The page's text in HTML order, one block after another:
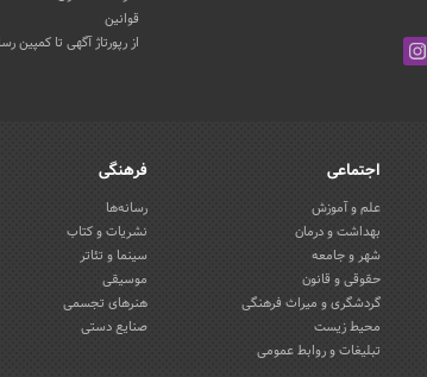
قوانین
از رپورتاژ آگهی تا کمپین
اجتماعی
علم و آموزش
بهداشت و درمان
شهر و جامعه
حقوقی و قانون
گردشگری و میراث فرهنگی
محیط زیست
تبلیغات و روابط عمومی
فرهنگی
رسانه‌ها
نشریات و کتاب
سینما و تئاتر
موسیقی
هنرهای تجسمی
صنایع دستی